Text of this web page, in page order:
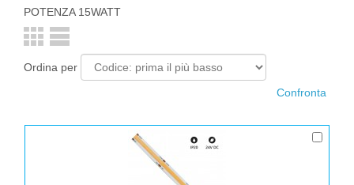
POTENZA 15WATT
Ordina per